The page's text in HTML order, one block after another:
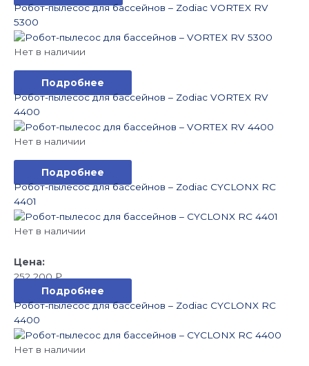
Робот-пылесос для бассейнов – Zodiac VORTEX RV
5300
Нет в наличии
Подробнее
Робот-пылесос для бассейнов – Zodiac VORTEX RV
4400
Нет в наличии
Подробнее
Робот-пылесос для бассейнов – Zodiac CYCLONX RC
4401
Нет в наличии
252 200₽
Подробнее
Робот-пылесос для бассейнов – Zodiac CYCLONX RC
4400
Нет в наличии